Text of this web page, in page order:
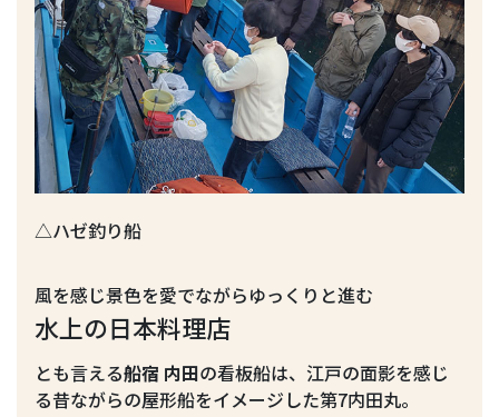
△ハゼ釣り船
風を感じ景色を愛でながらゆっくりと進む
水上の日本料理店
とも言える船宿 内田の看板船は、江戸の面影を感じ
る昔ながらの屋形船をイメージした第7内田丸。